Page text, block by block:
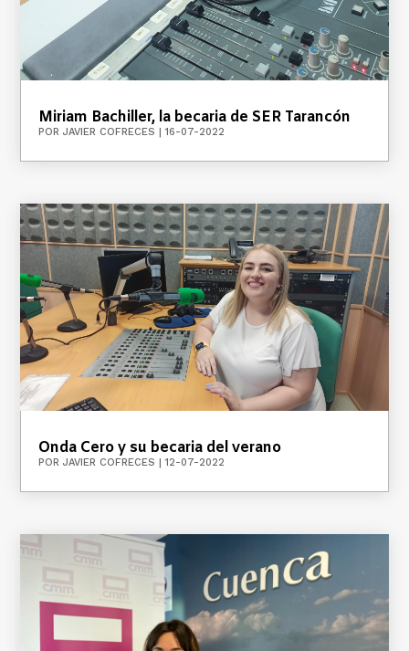
Miriam Bachiller, la becaria de SER Tarancón
PORJAVIER COFRECES |16-07-2022
Onda Cero y su becaria del verano
PORJAVIER COFRECES |12-07-2022